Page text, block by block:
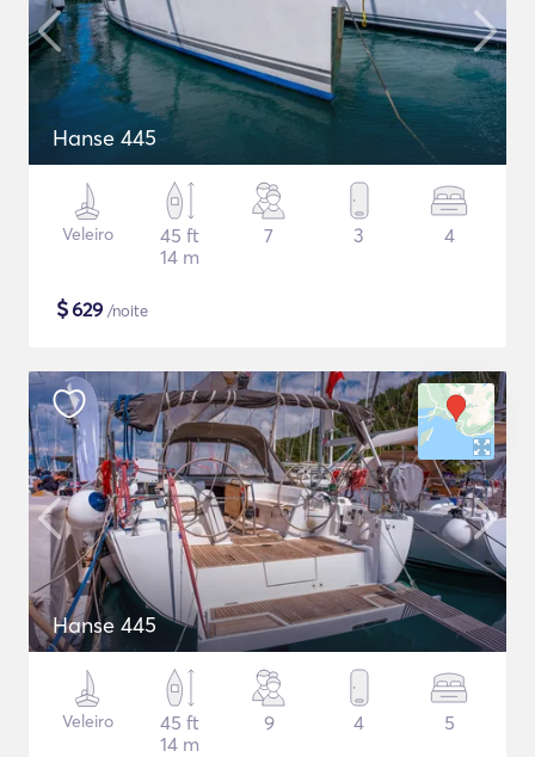
Hanse 445
Veleiro
45 ft
14 m
7 3 4
$629 /noite
Hanse 445
Veleiro
45 ft
14 m
9 4 5